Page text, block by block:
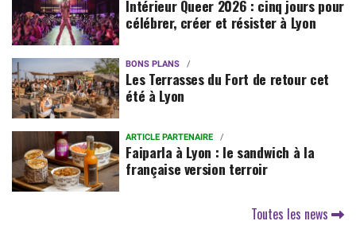
Intérieur Queer 2026 : cinq jours pour
célébrer, créer et résister à Lyon
BONS PLANS
Les Terrasses du Fort de retour cet
été à Lyon
ARTICLE PARTENAIRE
Faiparla à Lyon : le sandwich à la
française version terroir
Toutes les news